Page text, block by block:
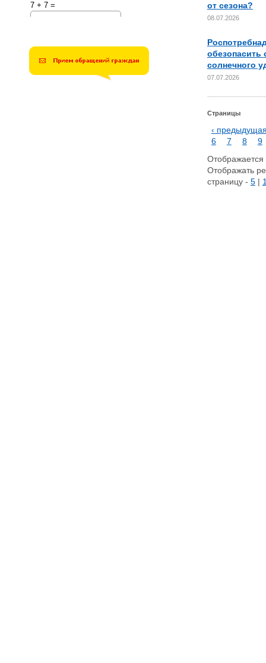
7 + 7 =
от сезона?
08.07.2026
обезопасить
солнечного
07.07.2026
Страницы
‹
6
7 8
9
Отображается
Отображать
страницу - 5|